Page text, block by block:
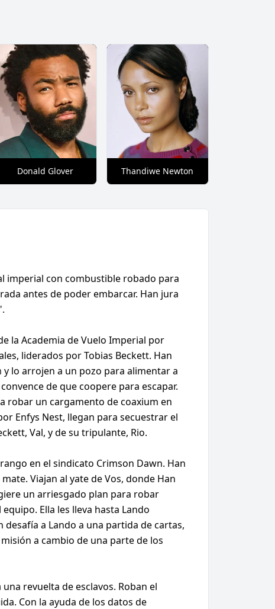
Donald Glover Thandiwe Newton
imperial con combustible robado para
antes de poder embarcar. Han jura
la Academia de Vuelo Imperial por
liderados por Tobias Beckett. Han
lo arrojen a un pozo para alimentar a
de que coopere para escapar.
robar un cargamento de coaxium en
Enfys Nest, llegan para secuestrar el
Val, y de su tripulante, Rio.
en el sindicato Crimson Dawn. Han
Viajan al yate de Vos, donde Han
un arriesgado plan para robar
Ella les lleva hasta Lando
a Lando a una partida de cartas,
a cambio de una parte de los
revuelta de esclavos. Roban el
Con la ayuda de los datos de